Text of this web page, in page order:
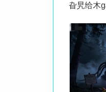
旮旯给木